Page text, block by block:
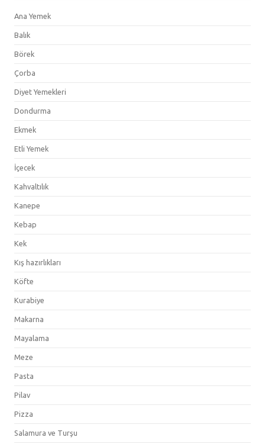
Ana Yemek
Balık
Börek
Çorba
Diyet Yemekleri
Dondurma
Ekmek
Etli Yemek
İçecek
Kahvaltılık
Kanepe
Kebap
Kek
Kış hazırlıkları
Köfte
Kurabiye
Makarna
Mayalama
Meze
Pasta
Pilav
Pizza
Salamura ve Turşu